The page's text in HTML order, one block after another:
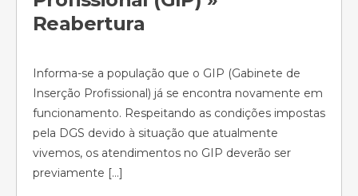
Reabertura
Informa-se a população que o GIP (Gabinete de
Inserção Profissional) já se encontra novamente em
funcionamento. Respeitando as condições impostas
pela DGS devido à situação que atualmente
vivemos, os atendimentos no GIP deverão ser
previamente […]